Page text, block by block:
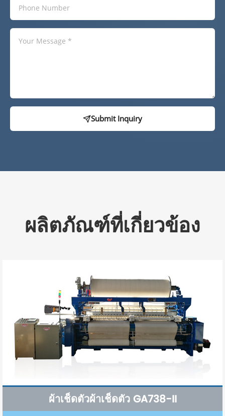
Submit Inquiry
ผลิตภัณฑ์ที่เกี่ยวข้อง
ผ้าเช็ดตัวผ้าเช็ดตัว GA738-II